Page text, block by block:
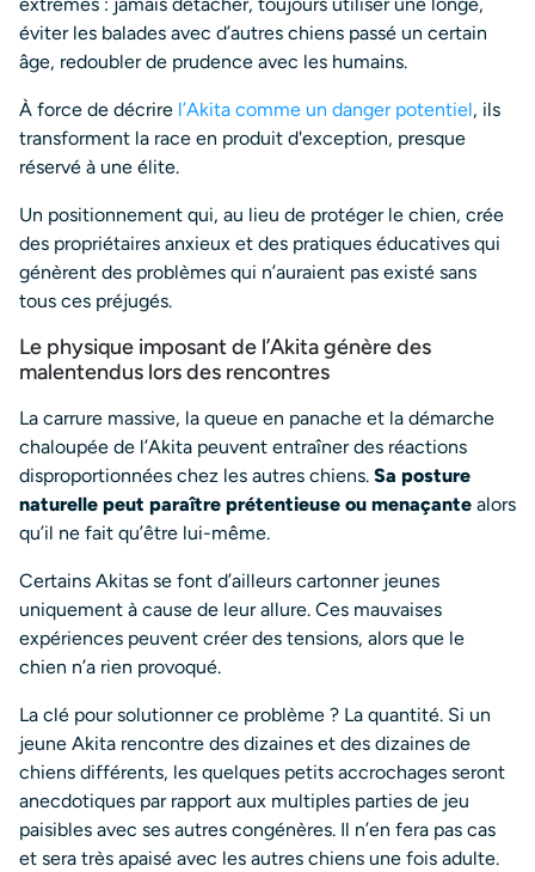
extrêmes : jamais détacher, toujours utiliser une longe,
éviter les balades avec d’autres chiens passé un certain
âge, redoubler de prudence avec les humains.
À force de décrire l’Akita comme un danger potentiel, ils
transforment la race en produit d'exception, presque
réservé à une élite.
Un positionnement qui, au lieu de protéger le chien, crée
des propriétaires anxieux et des pratiques éducatives qui
génèrent des problèmes qui n’auraient pas existé sans
tous ces préjugés.
Le physique imposant de l’Akita génère des
malentendus lors des rencontres
La carrure massive, la queue en panache et la démarche
chaloupée de l’Akita peuvent entraîner des réactions
disproportionnées chez les autres chiens. Sa posture
naturelle peut paraître prétentieuse ou menaçante alors
qu’il ne fait qu’être lui-même.
Certains Akitas se font d’ailleurs cartonner jeunes
uniquement à cause de leur allure. Ces mauvaises
expériences peuvent créer des tensions, alors que le
chien n’a rien provoqué.
La clé pour solutionner ce problème ? La quantité. Si un
jeune Akita rencontre des dizaines et des dizaines de
chiens différents, les quelques petits accrochages seront
anecdotiques par rapport aux multiples parties de jeu
paisibles avec ses autres congénères. Il n’en fera pas cas
et sera très apaisé avec les autres chiens une fois adulte.